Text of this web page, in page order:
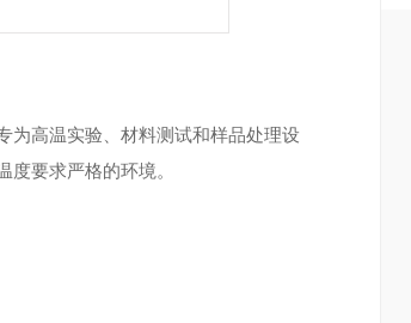
为高温实验、材料测试和样品处理设
要求严格的环境。